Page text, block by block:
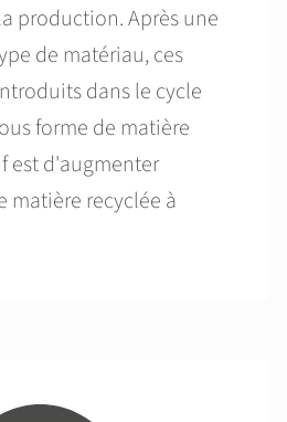
production. Après une
de matériau, ces
dans le cycle
forme de matière
est d'augmenter
matière recyclée à